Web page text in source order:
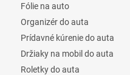
Fólie na auto
Organizér do auta
Prídavné kúrenie do auta
Držiaky na mobil do auta
Roletky do auta